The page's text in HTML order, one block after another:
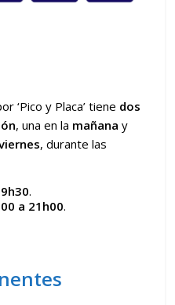
‘Pico y Placa’ tiene dos
, una en la mañana y
, durante las
.
a 21h00.